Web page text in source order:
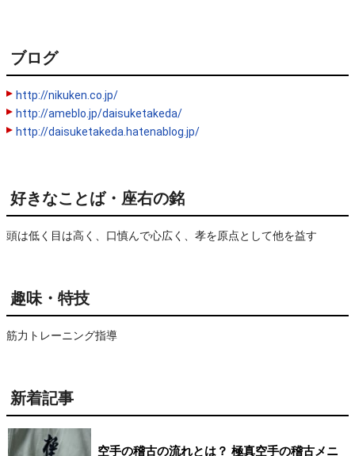
ブログ
http://nikuken.co.jp/
http://ameblo.jp/daisuketakeda/
http://daisuketakeda.hatenablog.jp/
好きなことば・座右の銘
頭は低く目は高く、口慎んで心広く、孝を原点として他を益す
趣味・特技
筋力トレーニング指導
新着記事
空手の稽古の流れとは？ 極真空手の稽古メニ